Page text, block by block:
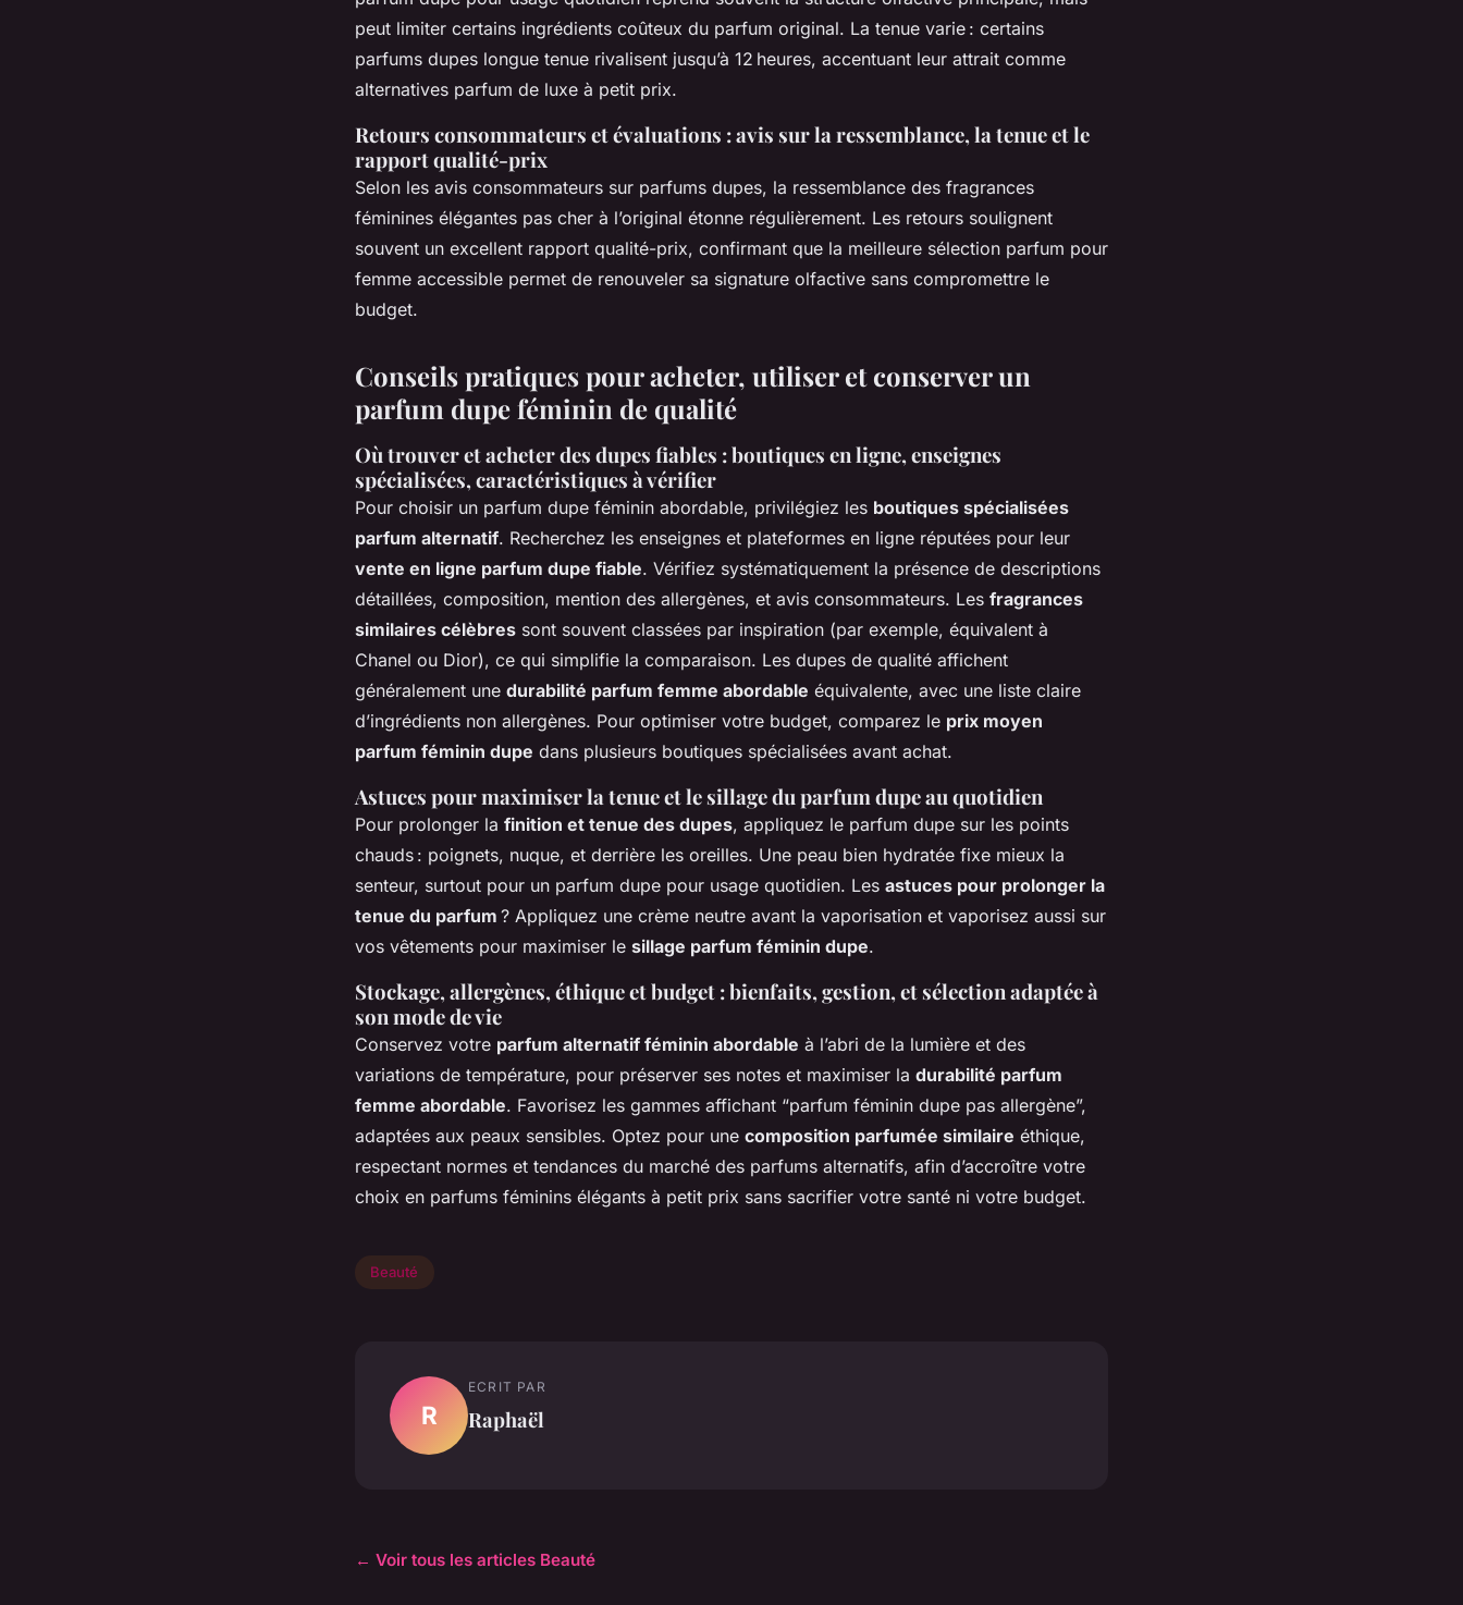
peut limiter certains ingrédients coûteux du parfum original. La tenue varie : certains
parfums dupes longue tenue rivalisent jusqu’à 12 heures, accentuant leur attrait comme
alternatives parfum de luxe à petit prix.
Retours consommateurs et évaluations : avis sur la ressemblance, la tenue et le
rapport qualité-prix
Selon les avis consommateurs sur parfums dupes, la ressemblance des fragrances
féminines élégantes pas cher à l’original étonne régulièrement. Les retours soulignent
souvent un excellent rapport qualité-prix, confirmant que la meilleure sélection parfum pour
femme accessible permet de renouveler sa signature olfactive sans compromettre le
budget.
Conseils pratiques pour acheter, utiliser et conserver un
parfum dupe féminin de qualité
Où trouver et acheter des dupes fiables : boutiques en ligne, enseignes
spécialisées, caractéristiques à vérifier
Pour choisir un parfum dupe féminin abordable, privilégiez les boutiques spécialisées
parfum alternatif. Recherchez les enseignes et plateformes en ligne réputées pour leur
vente en ligne parfum dupe fiable. Vérifiez systématiquement la présence de descriptions
détaillées, composition, mention des allergènes, et avis consommateurs. Les fragrances
similaires célèbres sont souvent classées par inspiration (par exemple, équivalent à
Chanel ou Dior), ce qui simplifie la comparaison. Les dupes de qualité affichent
généralement une durabilité parfum femme abordable équivalente, avec une liste claire
d’ingrédients non allergènes. Pour optimiser votre budget, comparez le prix moyen
parfum féminin dupe dans plusieurs boutiques spécialisées avant achat.
Astuces pour maximiser la tenue et le sillage du parfum dupe au quotidien
Pour prolonger la finition et tenue des dupes, appliquez le parfum dupe sur les points
chauds : poignets, nuque, et derrière les oreilles. Une peau bien hydratée fixe mieux la
senteur, surtout pour un parfum dupe pour usage quotidien. Les astuces pour prolonger la
tenue du parfum ? Appliquez une crème neutre avant la vaporisation et vaporisez aussi sur
vos vêtements pour maximiser le sillage parfum féminin dupe.
Stockage, allergènes, éthique et budget : bienfaits, gestion, et sélection adaptée à
son mode de vie
Conservez votre parfum alternatif féminin abordable à l’abri de la lumière et des
variations de température, pour préserver ses notes et maximiser la durabilité parfum
femme abordable. Favorisez les gammes affichant “parfum féminin dupe pas allergène”,
adaptées aux peaux sensibles. Optez pour une composition parfumée similaire éthique,
respectant normes et tendances du marché des parfums alternatifs, afin d’accroître votre
choix en parfums féminins élégants à petit prix sans sacrifier votre santé ni votre budget.
Beauté
R
ECRIT PAR
Raphaël
← Voir tous les articles Beauté